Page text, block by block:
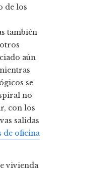
de los
también
aún
se
no
con los
salidas
de oficina
vivienda